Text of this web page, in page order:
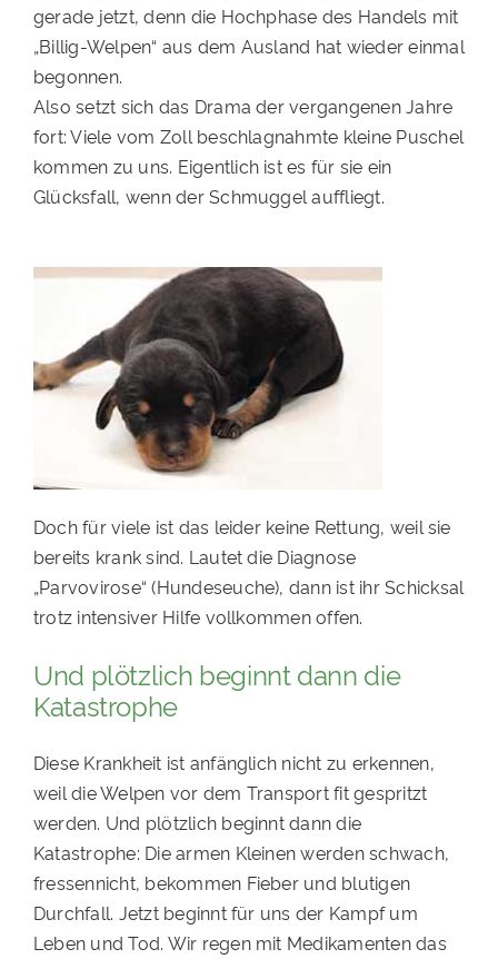
PATENSCHAFTEN
HELFER WERDEN
RATGEBER
gerade jetzt, denn die Hochphase des Handels mit
„Billig-Welpen“ aus dem Ausland hat wieder einmal
begonnen.
Also setzt sich das Drama der vergangenen Jahre
fort: Viele vom Zoll beschlagnahmte kleine Puschel
kommen zu uns. Eigentlich ist es für sie ein
Glücksfall, wenn der Schmuggel auffliegt.
Doch für viele ist das leider keine Rettung, weil sie
bereits krank sind. Lautet die Diagnose
„Parvovirose“ (Hundeseuche), dann ist ihr Schicksal
trotz intensiver Hilfe vollkommen offen.
Und plötzlich beginnt dann die
Katastrophe
Diese Krankheit ist anfänglich nicht zu erkennen,
weil die Welpen vor dem Transport fit gespritzt
werden. Und plötzlich beginnt dann die
Katastrophe: Die armen Kleinen werden schwach,
fressennicht, bekommen Fieber und blutigen
Durchfall. Jetzt beginnt für uns der Kampf um
Leben und Tod. Wir regen mit Medikamenten das